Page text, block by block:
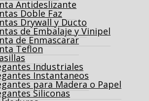
Antideslizante
Doble Faz
Drywall y Ducto
de Embalaje y Vinipel
de Enmascarar
Teflon
Industriales
Instantaneos
para Madera o Papel
Siliconas